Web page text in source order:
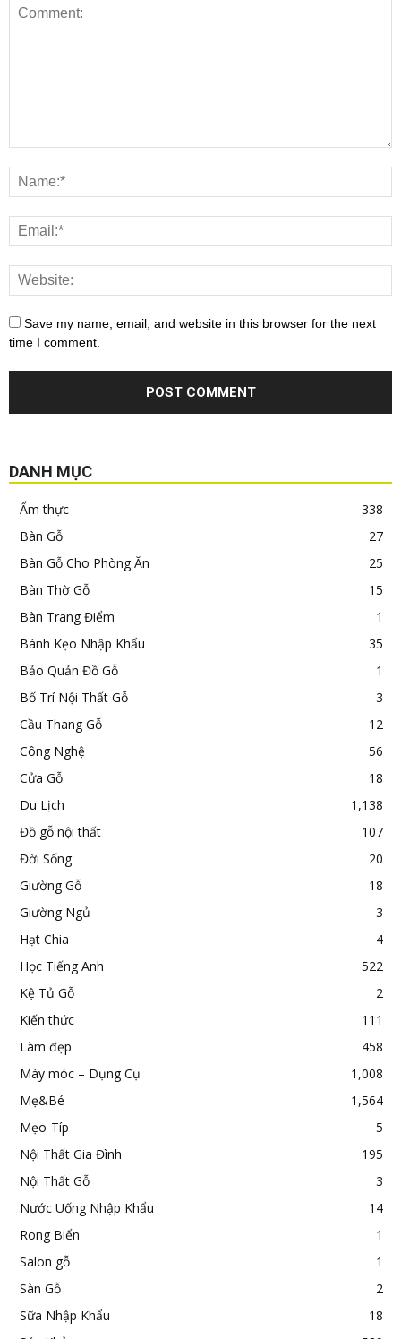
Save my name, email, and website in this browser for the next
time I comment.
DANH MỤC
Ẩm thực
338
Bàn Gỗ
27
Bàn Gỗ Cho Phòng Ăn
25
Bàn Thờ Gỗ
15
Bàn Trang Điểm
1
Bánh Kẹo Nhập Khẩu
35
Bảo Quản Đồ Gỗ
1
Bố Trí Nội Thất Gỗ
3
Cầu Thang Gỗ
12
Công Nghệ
56
Cửa Gỗ
18
Du Lịch
1,138
Đồ gỗ nội thất
107
Đời Sống
20
Giường Gỗ
18
Giường Ngủ
3
Hạt Chia
4
Học Tiếng Anh
522
Kệ Tủ Gỗ
2
Kiến thức
111
Làm đẹp
458
Máy móc – Dụng Cụ
1,008
Mẹ&Bé
1,564
Mẹo-Típ
5
Nội Thất Gia Đình
195
Nội Thất Gỗ
3
Nước Uống Nhập Khẩu
14
Rong Biển
1
Salon gỗ
1
Sàn Gỗ
2
Sữa Nhập Khẩu
18